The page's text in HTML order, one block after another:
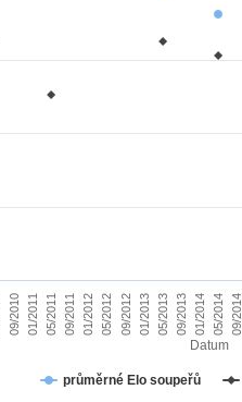
Datum
průměrné Elo soupeřů
09/2010 01/2011 05/2011 09/2011 01/2012 05/2012 09/2012 01/2013 05/2013 09/2013 01/2014 05/2014 09/2014